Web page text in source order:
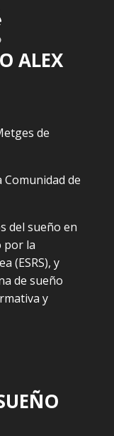
ALEX
de
de
del sueño en
por la
(ESRS), y
de sueño
y